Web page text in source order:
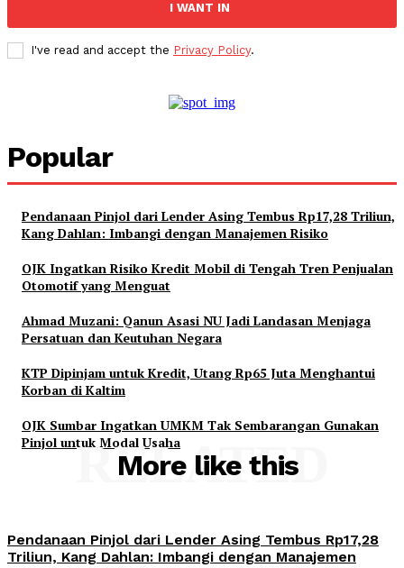
I WANT IN
I've read and accept the Privacy Policy.
Popular
Pendanaan Pinjol dari Lender Asing Tembus Rp17,28 Triliun,
Kang Dahlan: Imbangi dengan Manajemen Risiko
OJK Ingatkan Risiko Kredit Mobil di Tengah Tren Penjualan
Otomotif yang Menguat
Ahmad Muzani: Qanun Asasi NU Jadi Landasan Menjaga
Persatuan dan Keutuhan Negara
KTP Dipinjam untuk Kredit, Utang Rp65 Juta Menghantui
Korban di Kaltim
OJK Sumbar Ingatkan UMKM Tak Sembarangan Gunakan
Pinjol untuk Modal Usaha
More like this
RELATED
Pendanaan Pinjol dari Lender Asing Tembus Rp17,28
Triliun, Kang Dahlan: Imbangi dengan Manajemen